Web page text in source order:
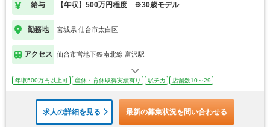
給与 【年収】500万円程度 ※30歳モデル
勤務地 宮城県 仙台市太白区
アクセス 仙台市営地下鉄南北線 富沢駅
年収500万円以上可 産休・育休取得実績有り 駅チカ 店舗数10～29
求人の詳細を見る 最新の募集状況を問い合わせる